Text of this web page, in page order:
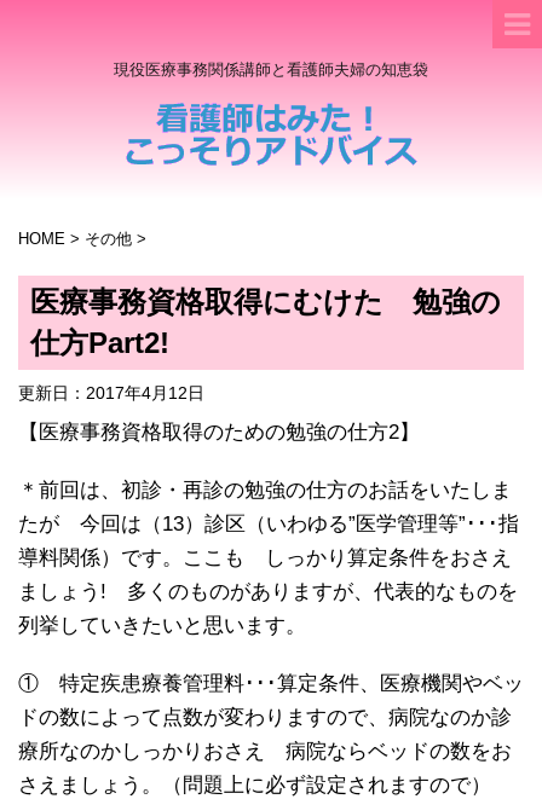
現役医療事務関係講師と看護師夫婦の知恵袋
HOME > その他 >
医療事務資格取得にむけた 勉強の
仕方Part2!
更新日： 2017年4月12日
【医療事務資格取得のための勉強の仕方2】
＊前回は、初診・再診の勉強の仕方のお話をいたしま
たが 今回は（13）診区（いわゆる”医学管理等”･･･指
導料関係）です。ここも しっかり算定条件をおさえ
ましょう! 多くのものがありますが、代表的なものを
列挙していきたいと思います。
① 特定疾患療養管理料･･･算定条件、医療機関やベッ
ドの数によって点数が変わりますので、病院なのか診
療所なのかしっかりおさえ 病院ならベッドの数をお
さえましょう。（問題上に必ず設定されますので）